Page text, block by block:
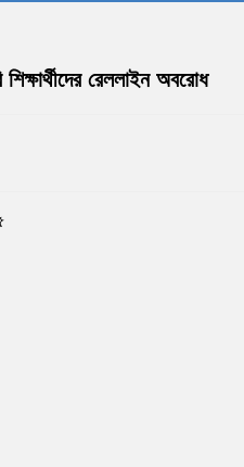
শিক্ষার্থীদের রেললাইন অবরোধ